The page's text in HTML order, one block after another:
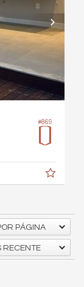
#869
PÁGINA
RECENTE